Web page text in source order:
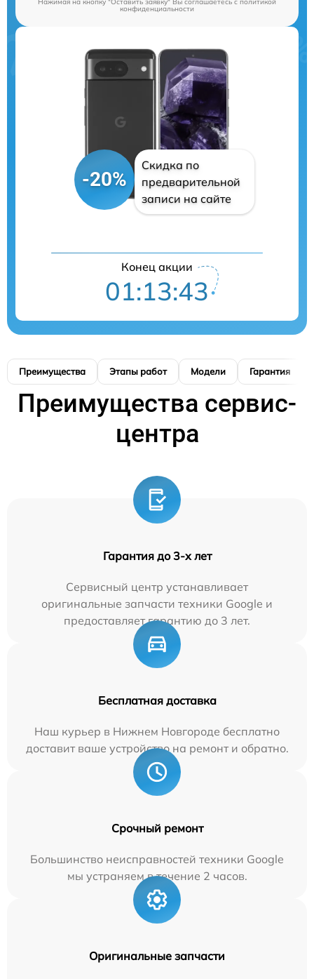
Нажимая на кнопку "Оставить заявку" Вы соглашаетесь c политикой
конфиденциальности
-20%
Скидка по
предварительной
записи на сайте
Конец акции
01:13:42
Преимущества Этапы работ Модели Гарантия
Преимущества сервис-
центра
Гарантия до 3-х лет
Сервисный центр устанавливает
оригинальные запчасти техники Google и
предоставляет гарантию до 3 лет.
Бесплатная доставка
Наш курьер в Нижнем Новгороде бесплатно
доставит ваше устройство на ремонт и обратно.
Срочный ремонт
Большинство неисправностей техники Google
мы устраняем в течение 2 часов.
Оригинальные запчасти